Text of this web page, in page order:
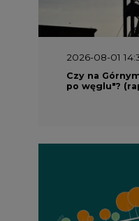
2026-08-01
Czy na
po węglu"?